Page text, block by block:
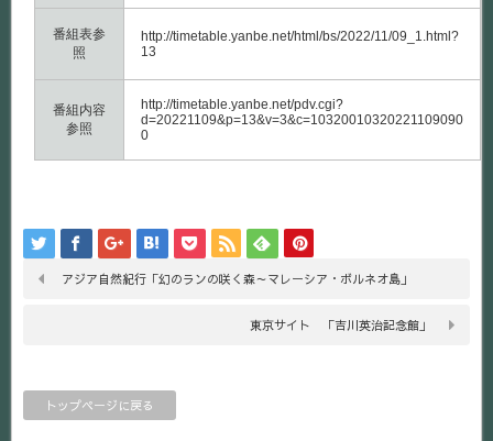
番組表参
照
http://timetable.yanbe.net/html/bs/2022/11/09_1.html?
13
番組内容
参照
http://timetable.yanbe.net/pdv.cgi?
d=20221109&p=13&v=3&c=10320010320221109090
0
アジア自然紀行「幻のランの咲く森～マレーシア・ボルネオ島」
東京サイト 「吉川英治記念館」
トップページに戻る